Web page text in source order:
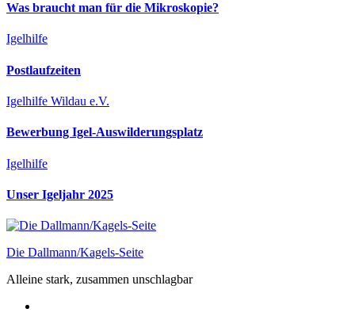
Was braucht man für die Mikroskopie?
Igelhilfe
Postlaufzeiten
Igelhilfe Wildau e.V.
Bewerbung Igel-Auswilderungsplatz
Igelhilfe
Unser Igeljahr 2025
Die Dallmann/Kagels-Seite
Alleine stark, zusammen unschlagbar